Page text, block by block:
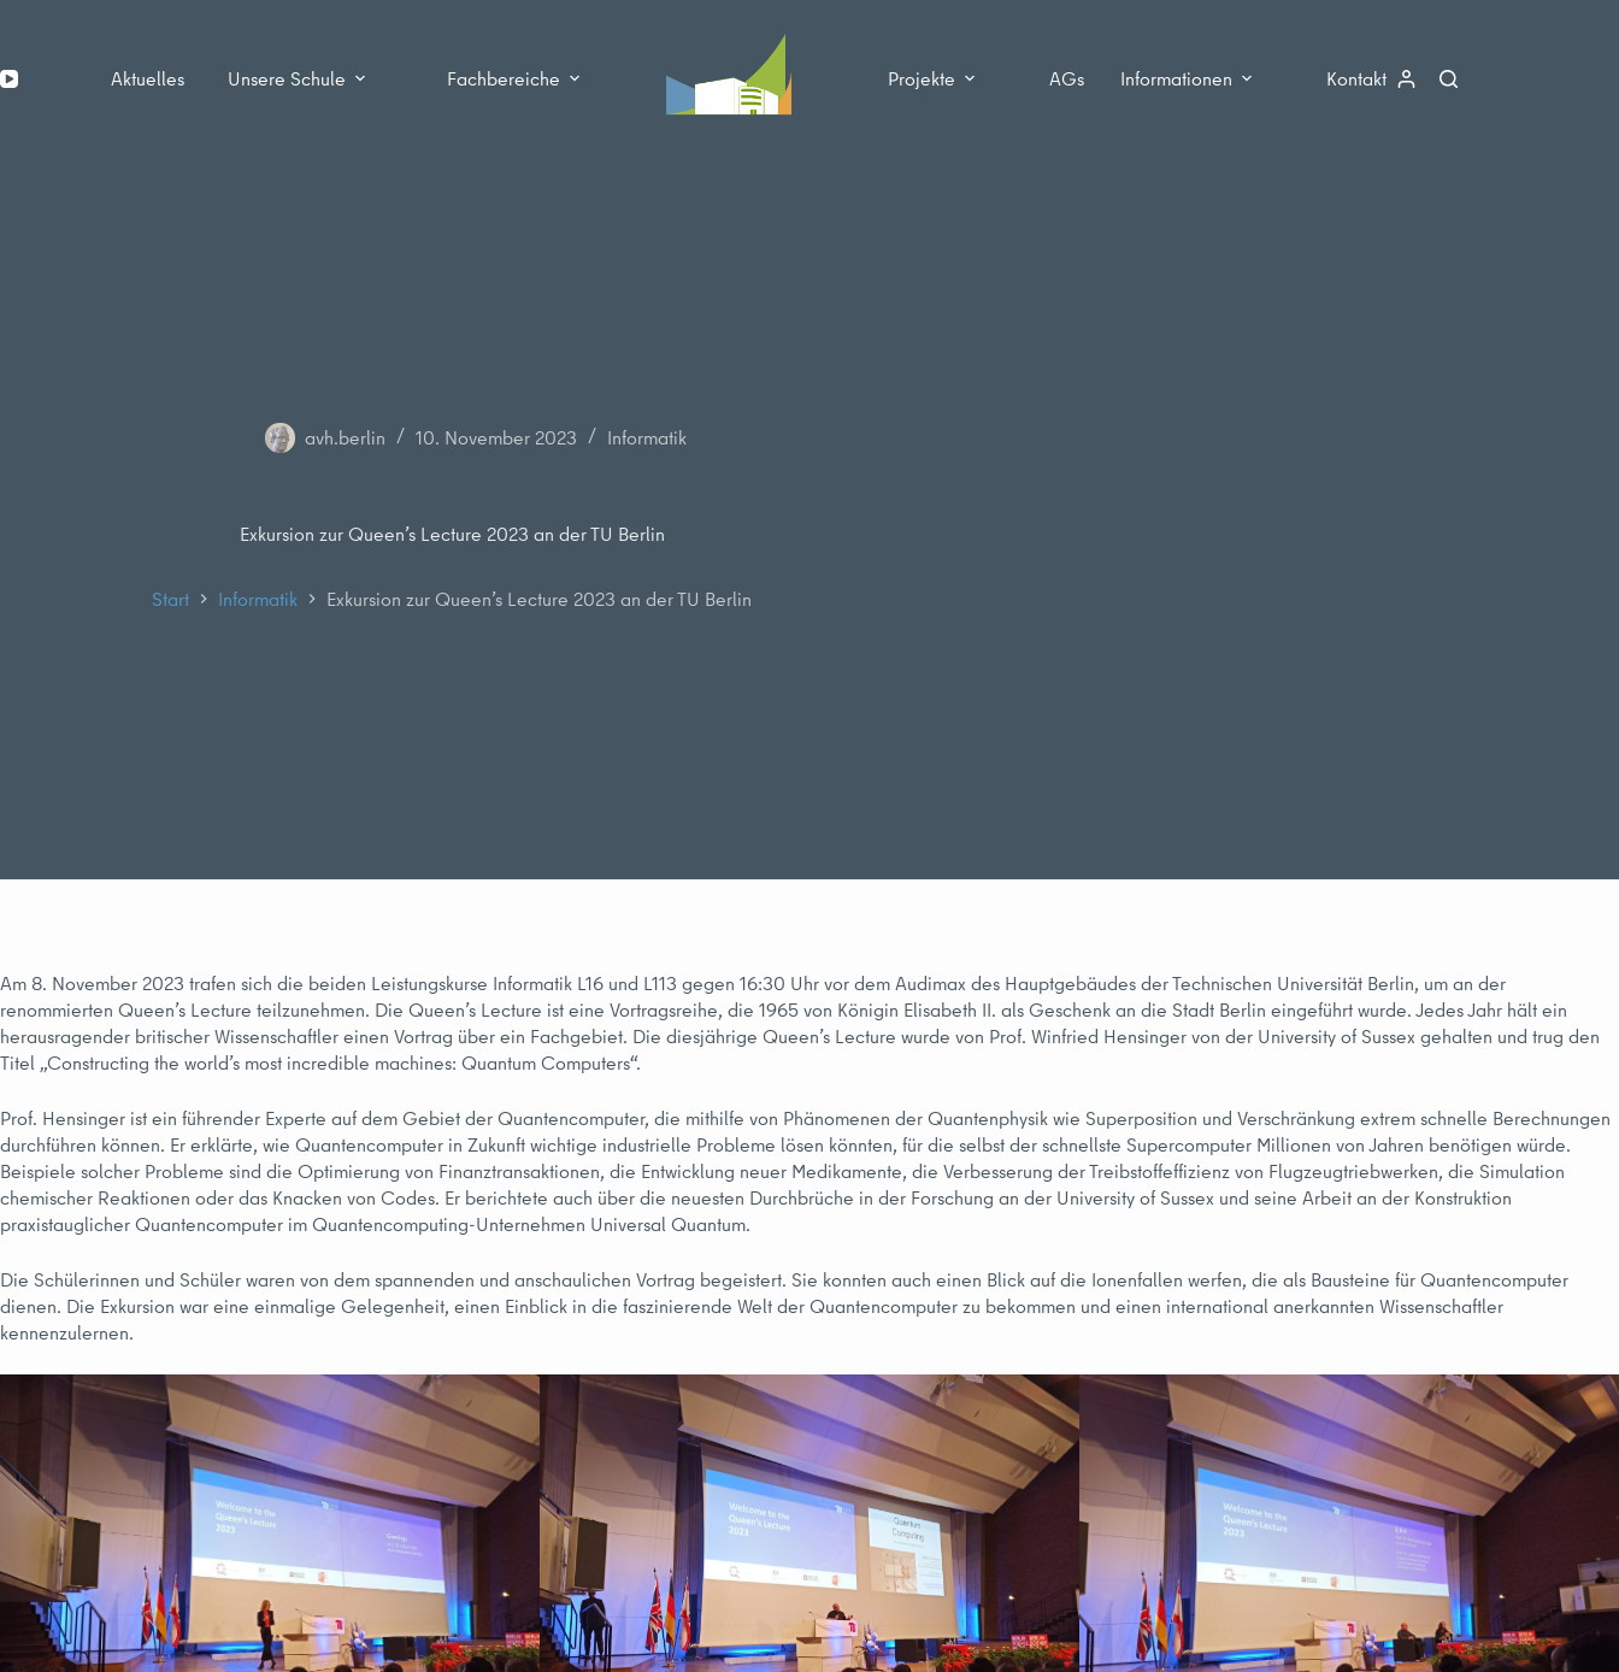
springen
Aktuelles Unsere Schule Fachbereiche Projekte AGs Informationen Kontakt
avh.berlin 10. November 2023 Informatik
Exkursion zur Queen’s Lecture 2023 an der TU Berlin
Start Informatik Exkursion zur Queen’s Lecture 2023 an der TU Berlin
Am 8. November 2023 trafen sich die beiden Leistungskurse Informatik L16 und L113 gegen 16:30 Uhr vor dem Audimax des Hauptgebäudes der Technischen Universität Berlin, um an der
renommierten Queen’s Lecture teilzunehmen. Die Queen’s Lecture ist eine Vortragsreihe, die 1965 von Königin Elisabeth II. als Geschenk an die Stadt Berlin eingeführt wurde. Jedes Jahr hält ein
herausragender britischer Wissenschaftler einen Vortrag über ein Fachgebiet. Die diesjährige Queen’s Lecture wurde von Prof. Winfried Hensinger von der University of Sussex gehalten und trug den
Titel „Constructing the world’s most incredible machines: Quantum Computers“.
Prof. Hensinger ist ein führender Experte auf dem Gebiet der Quantencomputer, die mithilfe von Phänomenen der Quantenphysik wie Superposition und Verschränkung extrem schnelle Berechnungen
durchführen können. Er erklärte, wie Quantencomputer in Zukunft wichtige industrielle Probleme lösen könnten, für die selbst der schnellste Supercomputer Millionen von Jahren benötigen würde.
Beispiele solcher Probleme sind die Optimierung von Finanztransaktionen, die Entwicklung neuer Medikamente, die Verbesserung der Treibstoffeffizienz von Flugzeugtriebwerken, die Simulation
chemischer Reaktionen oder das Knacken von Codes. Er berichtete auch über die neuesten Durchbrüche in der Forschung an der University of Sussex und seine Arbeit an der Konstruktion
praxistauglicher Quantencomputer im Quantencomputing-Unternehmen Universal Quantum.
Die Schülerinnen und Schüler waren von dem spannenden und anschaulichen Vortrag begeistert. Sie konnten auch einen Blick auf die Ionenfallen werfen, die als Bausteine für Quantencomputer
dienen. Die Exkursion war eine einmalige Gelegenheit, einen Einblick in die faszinierende Welt der Quantencomputer zu bekommen und einen international anerkannten Wissenschaftler
kennenzulernen.